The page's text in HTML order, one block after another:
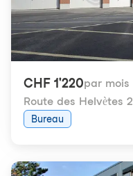
CHF 1'220par mois
Route des Helvètes 2
Bureau